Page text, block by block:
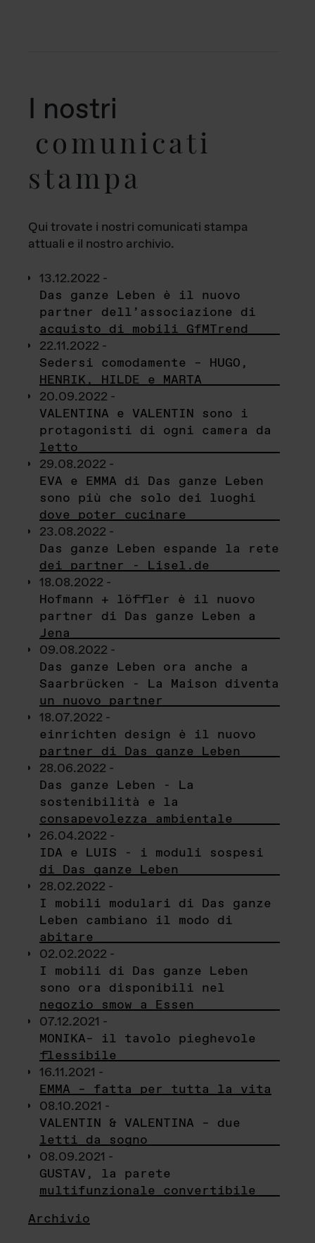
I nostri
comunicati
stampa
Qui trovate i nostri comunicati stampa
attuali e il nostro archivio.
13.12.2022 -
Das ganze Leben è il nuovo
partner dell’associazione di
acquisto di mobili GfMTrend
22.11.2022 -
Sedersi comodamente – HUGO,
HENRIK, HILDE e MARTA
20.09.2022 -
VALENTINA e VALENTIN sono i
protagonisti di ogni camera da
letto
29.08.2022 -
EVA e EMMA di Das ganze Leben
sono più che solo dei luoghi
dove poter cucinare
23.08.2022 -
Das ganze Leben espande la rete
dei partner - Lisel.de
18.08.2022 -
Hofmann + löffler è il nuovo
partner di Das ganze Leben a
Jena
09.08.2022 -
Das ganze Leben ora anche a
Saarbrücken - La Maison diventa
un nuovo partner
18.07.2022 -
einrichten design è il nuovo
partner di Das ganze Leben
28.06.2022 -
Das ganze Leben - La
sostenibilità e la
consapevolezza ambientale
26.04.2022 -
IDA e LUIS - i moduli sospesi
di Das ganze Leben
28.02.2022 -
I mobili modulari di Das ganze
Leben cambiano il modo di
abitare
02.02.2022 -
I mobili di Das ganze Leben
sono ora disponibili nel
negozio smow a Essen
07.12.2021 -
MONIKA– il tavolo pieghevole
flessibile
16.11.2021 -
EMMA – fatta per tutta la vita
08.10.2021 -
VALENTIN & VALENTINA – due
letti da sogno
08.09.2021 -
GUSTAV, la parete
multifunzionale convertibile
Archivio